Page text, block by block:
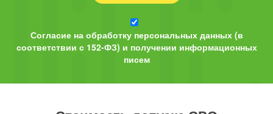
Согласие на обработку персональных данных (в
соответствии с 152-ФЗ) и получении информационных
писем